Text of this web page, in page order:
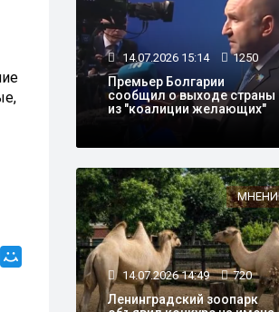
14.07.2026 15:14 1250
Премьер Болгарии
сообщил о выходе страны
из "коалиции желающих"
14.07.2026 14:49 720
Ленинградский зоопарк